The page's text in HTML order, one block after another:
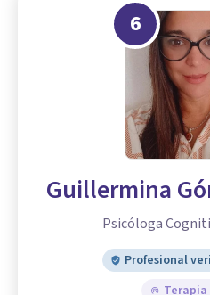
6
Guillermina
Psicóloga
Profesional